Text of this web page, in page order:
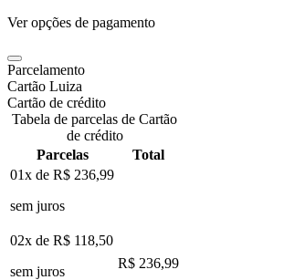
Ver opções de pagamento
Parcelamento
Cartão Luiza
Cartão de crédito
Tabela de parcelas de Cartão
de crédito
Parcelas
Total
01x de R$ 236,99
sem juros
02x de R$ 118,50
sem juros
R$ 236,99